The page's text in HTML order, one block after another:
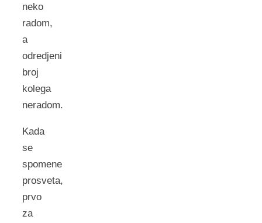
neko
radom,
a
odredjeni
broj
kolega
neradom.
Kada
se
spomene
prosveta,
prvo
za